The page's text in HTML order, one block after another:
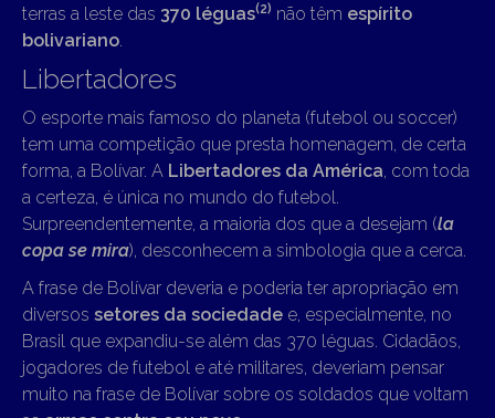
terras a leste das 370 léguas(2) não têm espírito
bolivariano.
Libertadores
O esporte mais famoso do planeta (futebol ou soccer)
tem uma competição que presta homenagem, de certa
forma, a Bolívar. A Libertadores da América, com toda
a certeza, é única no mundo do futebol.
Surpreendentemente, a maioria dos que a desejam (la
copa se mira), desconhecem a simbologia que a cerca.
A frase de Bolívar deveria e poderia ter apropriação em
diversos setores da sociedade e, especialmente, no
Brasil que expandiu-se além das 370 léguas. Cidadãos,
jogadores de futebol e até militares, deveriam pensar
muito na frase de Bolívar sobre os soldados que voltam